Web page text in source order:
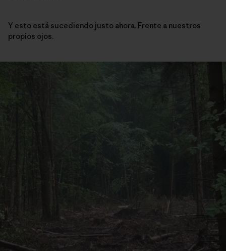
Y esto está sucediendo justo ahora. Frente a nuestros
propios ojos.